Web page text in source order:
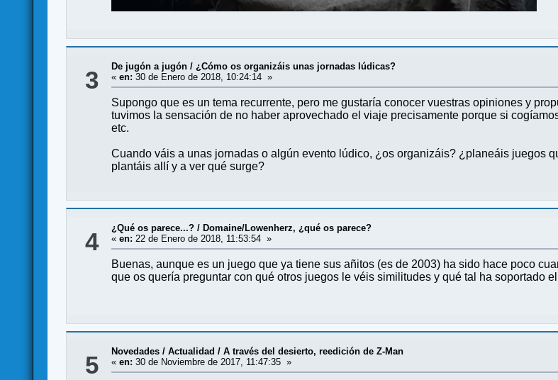
3 De jugón a jugón /¿Cómo os organizáis unas jornadas lúdicas?
«en: 30 de Enero de 2018, 10:24:14 »
Supongo que es un tema recurrente, pero me gustaría conocer vuestras opiniones y
tuvimos la sensación de no haber aprovechado el viaje precisamente porque si
etc.
Cuando váis a unas jornadas o algún evento lúdico, ¿os organizáis? ¿planeáis juegos
plantáis allí y a ver qué surge?
4 ¿Qué os parece...? / Domaine/Lowenherz, ¿qué os parece?
«en: 22 de Enero de 2018, 11:53:54 »
Buenas, aunque es un juego que ya tiene sus añitos (es de 2003) ha sido hace poco
que os quería preguntar con qué otros juegos le véis similitudes y qué tal ha soportado
5 Novedades / Actualidad /A través del desierto, reedición de Z-Man
«en: 30 de Noviembre de 2017, 11:47:35 »